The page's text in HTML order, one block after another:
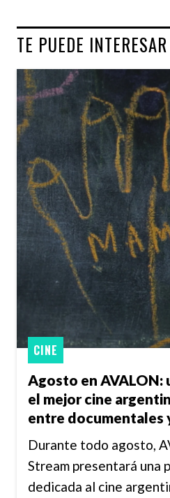
TE PUEDE INTERESAR
Agosto en
el mejor cine
entre documentales
CINE
Durante todo agosto,
Stream presentará una
dedicada al cine